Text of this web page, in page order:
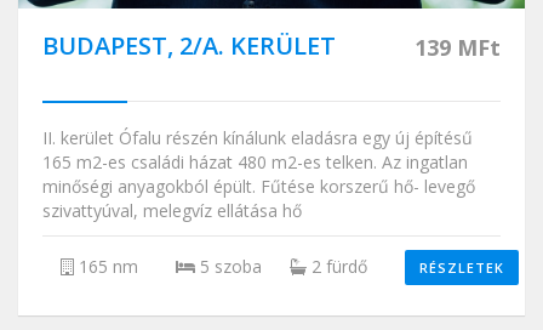
BUDAPEST, 2/A. KERÜLET 139 MFt
II. kerület Ófalu részén kínálunk eladásra egy új építésű
165 m2-es családi házat 480 m2-es telken. Az ingatlan
minőségi anyagokból épült. Fűtése korszerű hő- levegő
szivattyúval, melegvíz ellátása hő
165 nm 5 szoba 2 fürdő RÉSZLETEK